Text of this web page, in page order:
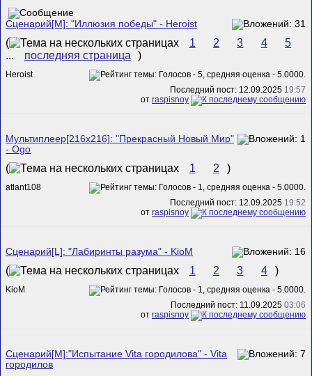
Сценарий[M]: "Иллюзия победы" - Heroist
( 1 2 3 4
5
...
последняя страница )
Heroist
Последний пост: 12.09.2025 19:57
от raspisnoy
Мультиплеер[216х216]: "Прекрасный Новый Мир"
- Ogo
( 1 2 )
atlant108
Последний пост: 12.09.2025 19:52
от raspisnoy
Сценарий[L]: "Лабиринты разума" - KioM
( 1 2 3 4 )
KioM
Последний пост: 11.09.2025 03:06
от raspisnoy
Сценарий[M]:"Испытание Vita городилова" - Vita
городилов